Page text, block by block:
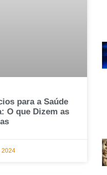
para a Saúde
O que Dizem as
2024